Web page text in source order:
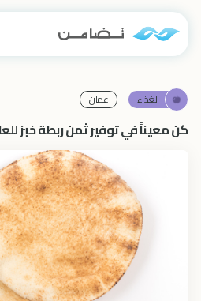
الغذاء عمان
كن معيناً في توفير ثمن ربطة خبز